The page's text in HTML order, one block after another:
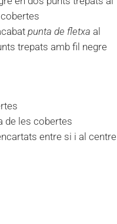
punta de fletxa al
trepats amb fil negre
de les cobertes
entre si i al centre